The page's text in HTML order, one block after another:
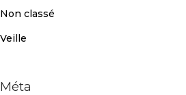
Non classé
Veille
Méta